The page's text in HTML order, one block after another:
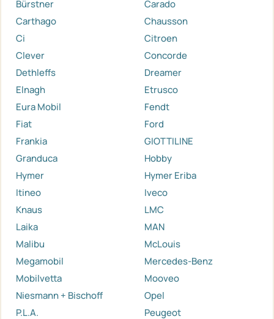
Bürstner
Carado
Carthago
Chausson
Ci
Citroen
Clever
Concorde
Dethleffs
Dreamer
Elnagh
Etrusco
Eura Mobil
Fendt
Fiat
Ford
Frankia
GIOTTILINE
Granduca
Hobby
Hymer
Hymer Eriba
Itineo
Iveco
Knaus
LMC
Laika
MAN
Malibu
McLouis
Megamobil
Mercedes-Benz
Mobilvetta
Mooveo
Niesmann + Bischoff
Opel
P.L.A.
Peugeot